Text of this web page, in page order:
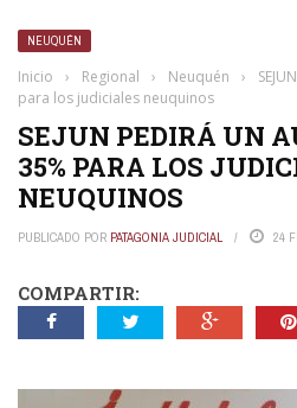
NEUQUÉN
Inicio › Regional › Neuquén ›
para los judiciales neuquinos
SEJUN PEDIRÁ UN
35% PARA LOS
NEUQUINOS
PUBLICADO POR PATAGONIA JUDICIAL 24
COMPARTIR: